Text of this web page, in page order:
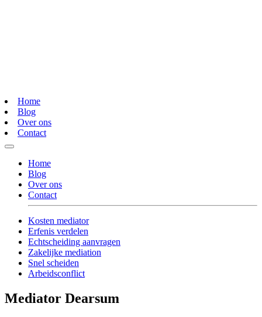
Home
Blog
Over ons
Contact
Home
Blog
Over ons
Contact
Kosten mediator
Erfenis verdelen
Echtscheiding aanvragen
Zakelijke mediation
Snel scheiden
Arbeidsconflict
Mediator Dearsum